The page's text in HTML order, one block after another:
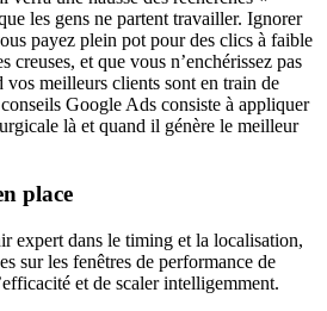
les gens ne partent travailler. Ignorer
payez plein pot pour des clics à faible
creuses, et que vous n’enchérissez pas
vos meilleurs clients sont en train de
Google Ads consiste à appliquer
là et quand il génère le meilleur
place
expert dans le timing et la localisation,
sur les fenêtres de performance de
et de scaler intelligemment.